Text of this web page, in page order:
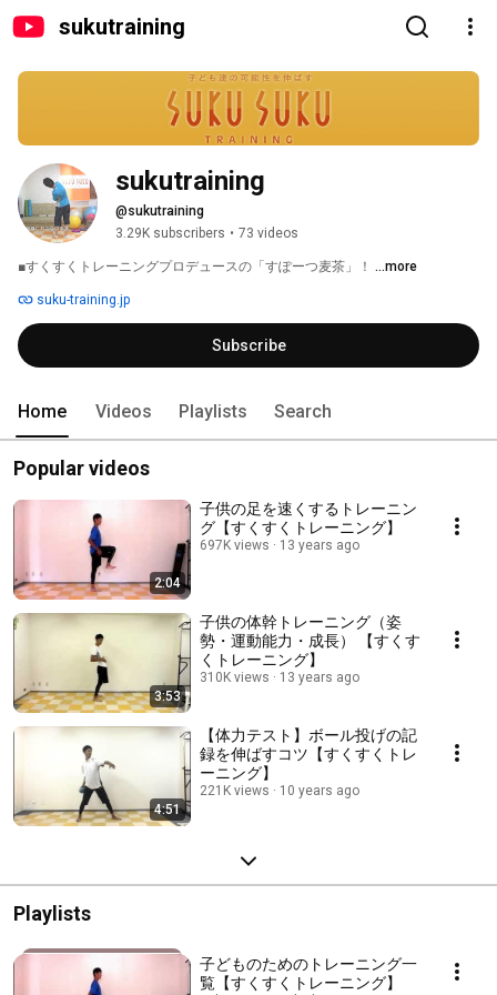
sukutraining
sukutraining
@sukutraining
3.29K subscribers • 73 videos
■すくすくトレーニングプロデュースの「すぽーつ麦茶」！ ...more
suku-training.jp
Subscribe
Home Videos Playlists Search
Popular videos
2:04
子供の足を速くするトレーニン
グ【すくすくトレーニング】
697K views 13 years ago
3:53
子供の体幹トレーニング（姿
勢・運動能力・成長） 【すくす
くトレーニング】
310K views 13 years ago
4:51
【体力テスト】ボール投げの記
録を伸ばすコツ【すくすくトレ
ーニング】
221K views 10 years ago
Playlists
子どものためのトレーニング一
覧【すくすくトレーニング】